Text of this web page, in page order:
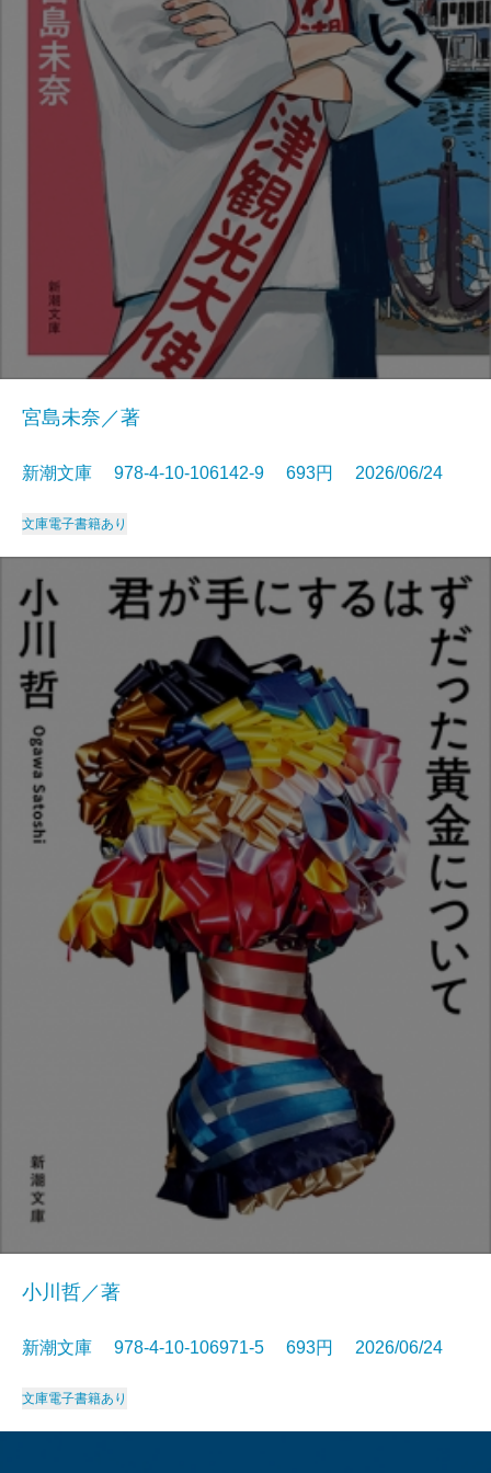
宮島未奈／著
新潮文庫 978-4-10-106142-9 693円 2026/06/24
文庫電子書籍あり
小川哲／著
新潮文庫 978-4-10-106971-5 693円 2026/06/24
文庫電子書籍あり